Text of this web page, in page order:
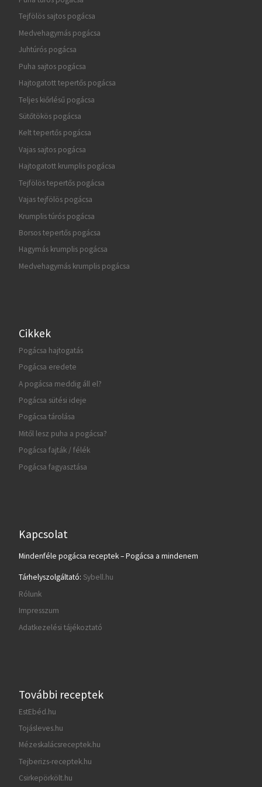
Tejfölös sajtos pogácsa
Medvehagymás pogácsa
Juhtúrós pogácsa
Puha sajtos pogácsa
Hajtogatott tepertős pogácsa
Teljes kiőrlésű pogácsa
Sütőtökös pogácsa
Kelt tepertős pogácsa
Vajas sajtos pogácsa
Hajtogatott krumplis pogácsa
Tejfölös tepertős pogácsa
Vajas tejfölös pogácsa
Krumplis túrós pogácsa
Borsos tepertős pogácsa
Hagymás krumplis pogácsa
Medvehagymás krumplis pogácsa
Cikkek
Pogácsa hajtogatás
Pogácsa eredete
A pogácsa meddig áll el?
Pogácsa sütési ideje
Pogácsa tárolása
Mitől lesz puha a pogácsa?
Pogácsa fajták / félék
Pogácsa fagyasztása
Kapcsolat
Mindenféle pogácsa receptek – Pogácsa a mindenem
Tárhelyszolgáltató: Sybell.hu
Rólunk
Impresszum
Adatkezelési tájékoztató
További receptek
EstEbéd.hu
Tojásleves.hu
Mézeskalácsreceptek.hu
Tejberizs-receptek.hu
Csirkepörkölt.hu